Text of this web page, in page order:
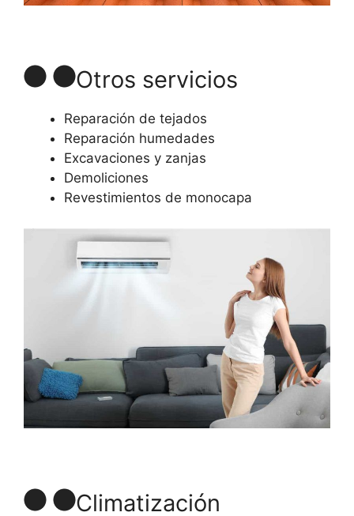
Otros servicios
Reparación de tejados
Reparación humedades
Excavaciones y zanjas
Demoliciones
Revestimientos de monocapa
Climatización